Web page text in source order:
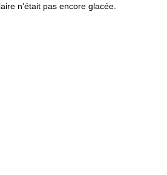
n’était pas encore glacée.